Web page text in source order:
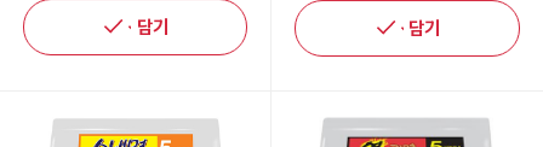
담기 담기